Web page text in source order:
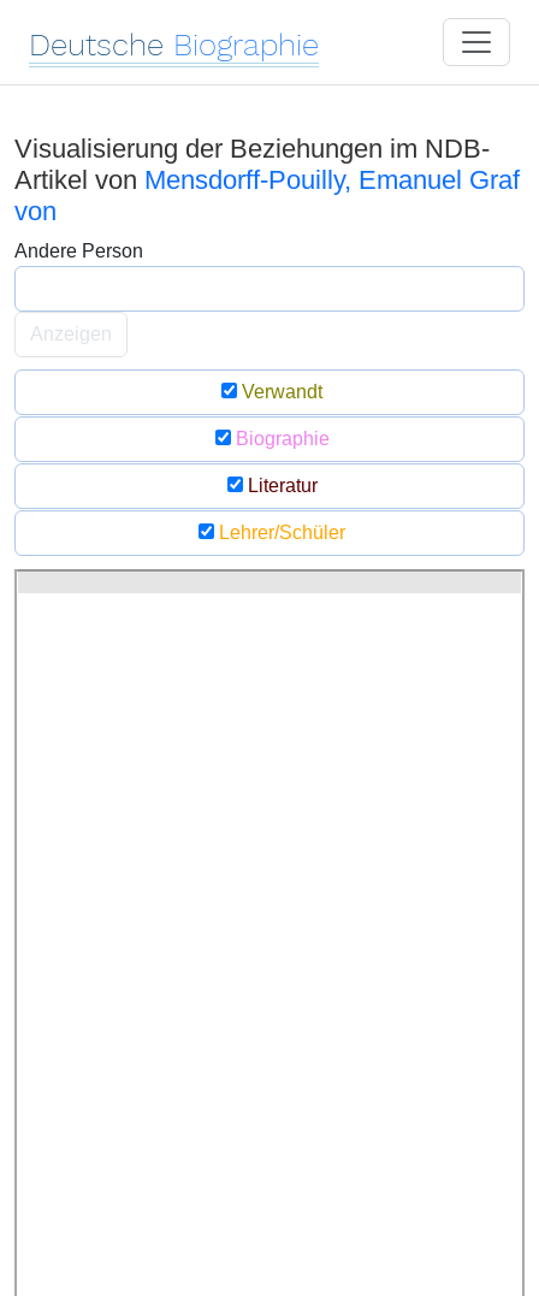
Deutsche Biographie
Visualisierung der Beziehungen im NDB-
Artikel von Mensdorff-Pouilly, Emanuel Graf
von
Andere Person
Anzeigen
Verwandt
Biographie
Literatur
Lehrer/Schüler